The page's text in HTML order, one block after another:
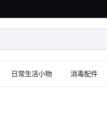
日常生活小物 消毒配件